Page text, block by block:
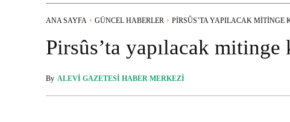
ANA SAYFA GÜNCEL HABERLER PIRSÛS’TA YAPILACAK MITINGE
Pirsûs’ta yapılacak mitinge
By ALEVI GAZETESI HABER MERKEZI